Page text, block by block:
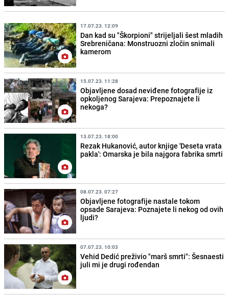
17.07.23. 12:09
Dan kad su "Škorpioni" strijeljali šest mladih
Srebreničana: Monstruozni zločin snimali
kamerom
15.07.23. 11:28
Objavljene dosad neviđene fotografije iz
opkoljenog Sarajeva: Prepoznajete li
nekoga?
13.07.23. 18:00
Rezak Hukanović, autor knjige 'Deseta vrata
pakla': Omarska je bila najgora fabrika smrti
08.07.23. 07:27
Objavljene fotografije nastale tokom
opsade Sarajeva: Poznajete li nekog od ovih
ljudi?
07.07.23. 10:03
Vehid Dedić preživio "marš smrti": Šesnaesti
juli mi je drugi rođendan